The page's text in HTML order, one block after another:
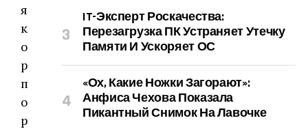
я
к
о
р
п
о
р
IT-Эксперт Роскачества:
Перезагрузка ПК Устраняет Утечку
Памяти И Ускоряет ОС
«Ох, Какие Ножки Загорают»:
Анфиса Чехова Показала
Пикантный Снимок На Лавочке